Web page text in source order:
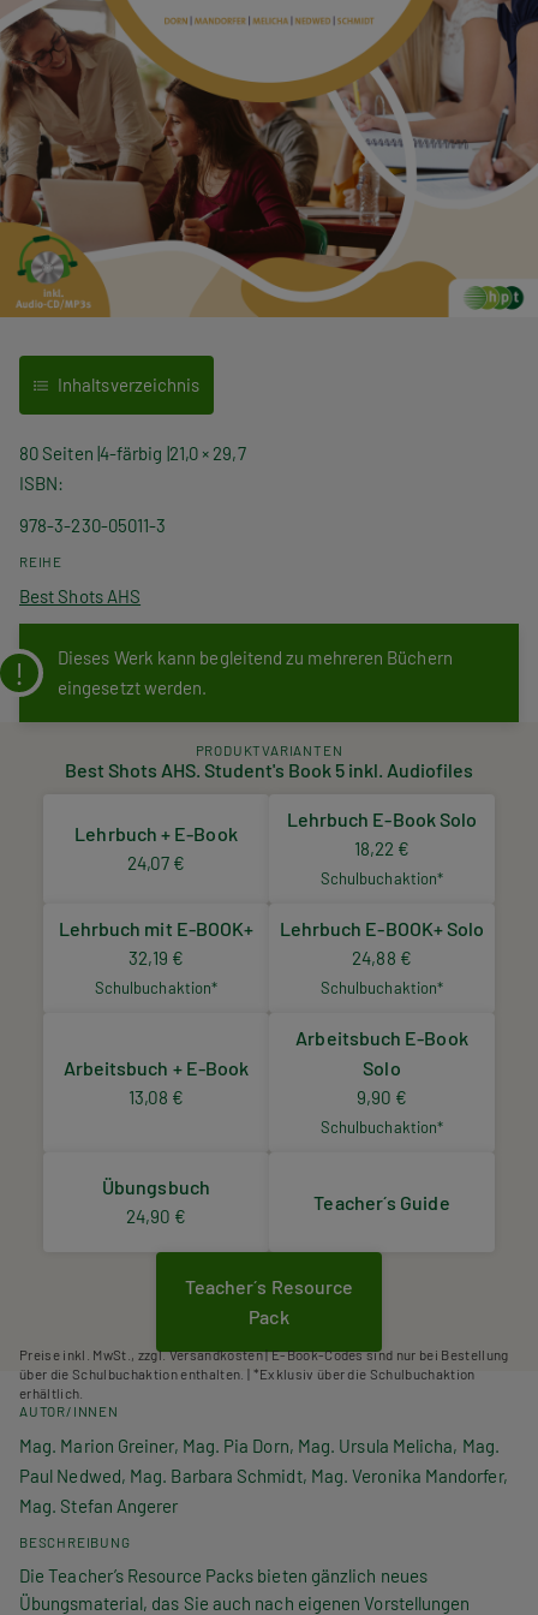
Inhaltsverzeichnis
80 Seiten 4-färbig 21,0 × 29,7
ISBN
978-3-230-05011-3
REIHE
Best Shots AHS
Dieses Werk kann begleitend zu mehreren Büchern
eingesetzt werden.
PRODUKTVARIANTEN
Best Shots AHS. Student's Book 5 inkl. Audiofiles
Lehrbuch + E-Book
24,07 €
Lehrbuch E-Book Solo
18,22 €
Schulbuchaktion*
Lehrbuch mit E-BOOK+
32,19 €
Schulbuchaktion*
Lehrbuch E-BOOK+ Solo
24,88 €
Schulbuchaktion*
Arbeitsbuch + E-Book
13,08 €
Arbeitsbuch E-Book
Solo
9,90 €
Schulbuchaktion*
Übungsbuch
24,90 €
Teacher´s Guide
Teacher´s Resource
Pack
Preise inkl. MwSt., zzgl. Versandkosten | E-Book-Codes sind nur bei Bestellung
über die Schulbuchaktion enthalten. | *Exklusiv über die Schulbuchaktion
erhältlich.
AUTOR/INNEN
Mag. Marion Greiner, Mag. Pia Dorn, Mag. Ursula Melicha, Mag.
Paul Nedwed, Mag. Barbara Schmidt, Mag. Veronika Mandorfer,
Mag. Stefan Angerer
BESCHREIBUNG
Die Teacher’s Resource Packs bieten gänzlich neues
Übungsmaterial, das Sie auch nach eigenen Vorstellungen